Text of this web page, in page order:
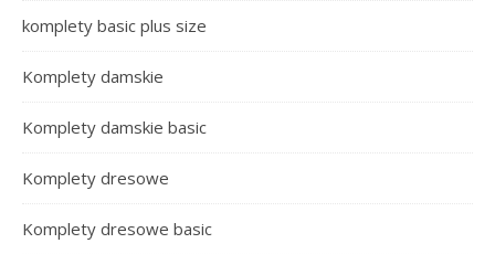
komplety basic plus size
Komplety damskie
Komplety damskie basic
Komplety dresowe
Komplety dresowe basic